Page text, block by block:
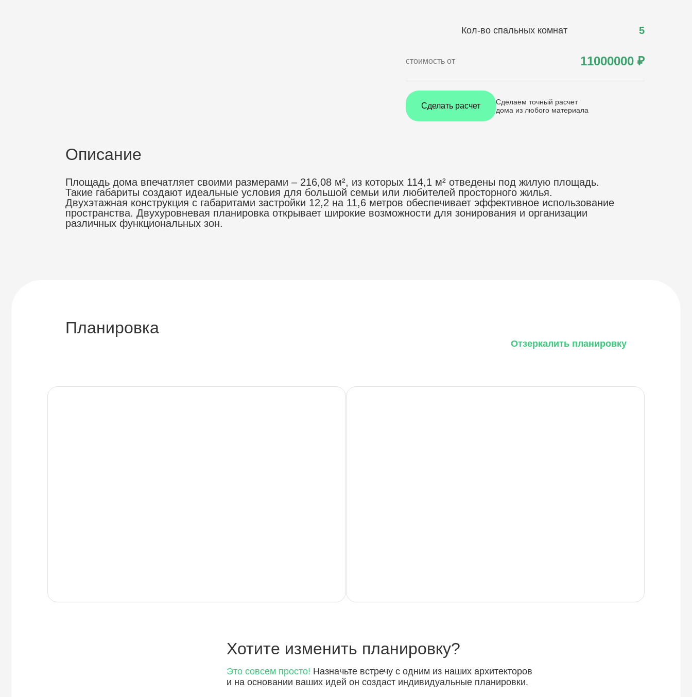
Кол-во спальных комнат 5
стоимость от 11000000 ₽
Сделать расчет
Сделаем точный расчет
дома из любого материала
Описание
Площадь дома впечатляет своими размерами – 216,08 м², из которых 114,1 м² отведены под жилую площадь.
Такие габариты создают идеальные условия для большой семьи или любителей просторного жилья.
Двухэтажная конструкция с габаритами застройки 12,2 на 11,6 метров обеспечивает эффективное использование
пространства. Двухуровневая планировка открывает широкие возможности для зонирования и организации
различных функциональных зон.
Планировка
Отзеркалить планировку
Хотите изменить планировку?
Это совсем просто! Назначьте встречу с одним из наших архитекторов
и на основании ваших идей он создаст индивидуальные планировки.